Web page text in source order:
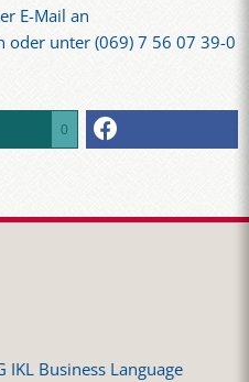
E-Mail an
oder unter (069) 7 56 07 39-0
0
IKL Business Language